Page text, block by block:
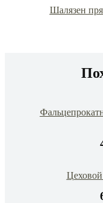
Шалязен